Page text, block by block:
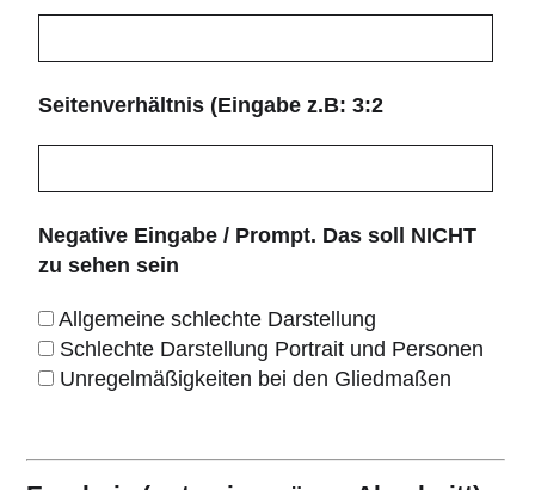
Seitenverhältnis (Eingabe z.B: 3:2
Negative Eingabe / Prompt. Das soll NICHT
zu sehen sein
Allgemeine schlechte Darstellung
Schlechte Darstellung Portrait und Personen
Unregelmäßigkeiten bei den Gliedmaßen